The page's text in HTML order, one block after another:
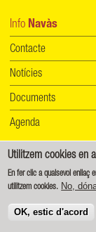
Info Navàs
Contacte
Notícies
Documents
Agenda
Informació de protecció
Creative Commons -
Utilitzem cookies en
En fer clic a qualsevol enllaç
utilitzem cookies. No,
OK, estic d'acord